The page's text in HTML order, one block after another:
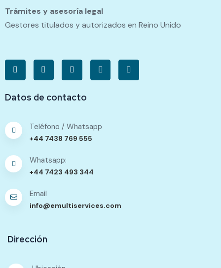
Trámites y asesoría legal
Gestores titulados y autorizados en Reino Unido
Datos de contacto
Teléfono / Whatsapp
+44 7438 769 555
Whatsapp:
+44 7423 493 344
Email
info@emultiservices.com
Dirección